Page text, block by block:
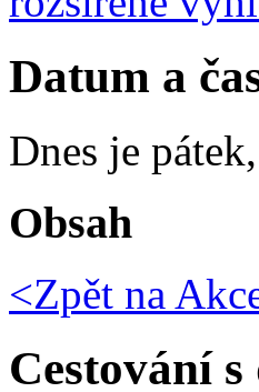
Datum a
Dnes je pátek,
Obsah
<Zpět na
Cestování